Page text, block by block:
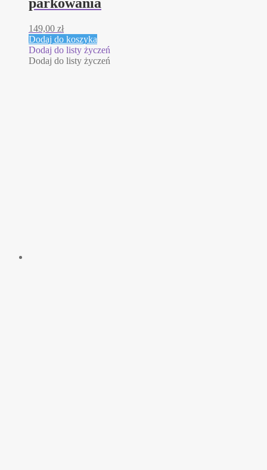
parkowania
149,00 zł
Dodaj do koszyka
Dodaj do listy życzeń
Dodaj do listy życzeń